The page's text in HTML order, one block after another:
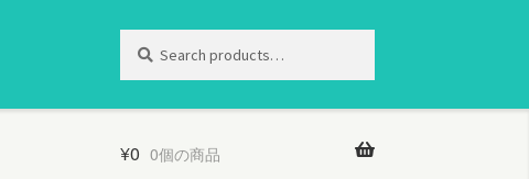
Search
for:
¥0 0個の商品